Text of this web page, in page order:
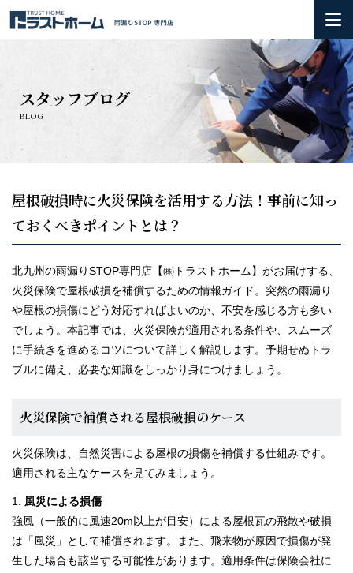
雨漏りの基礎知識
火災保険の活用方法について
お問い合わせ
施工実績
お知らせ
スタッフブログ
BLOG
屋根破損時に火災保険を活用する方法！事前に知っ
ておくべきポイントとは？
北九州の雨漏りSTOP専門店【㈱トラストホーム】がお届けする、
火災保険で屋根破損を補償するための情報ガイド。突然の雨漏り
や屋根の損傷にどう対応すればよいのか、不安を感じる方も多い
でしょう。本記事では、火災保険が適用される条件や、スムーズ
に手続きを進めるコツについて詳しく解説します。予期せぬトラ
ブルに備え、必要な知識をしっかり身につけましょう。
火災保険で補償される屋根破損のケース
火災保険は、自然災害による屋根の損傷を補償する仕組みです。
適用される主なケースを見てみましょう。
1. 風災による損傷
強風（一般的に風速20m以上が目安）による屋根瓦の飛散や破損
は「風災」として補償されます。また、飛来物が原因で損傷が発
生した場合も該当する可能性があります。適用条件は保険会社に